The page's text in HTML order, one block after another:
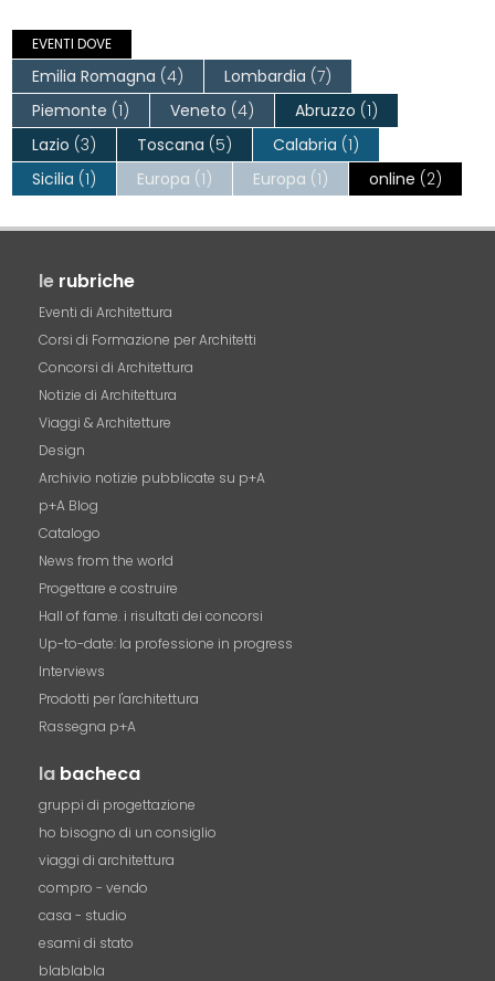
EVENTI DOVE
Emilia Romagna (4) Lombardia (7)
Piemonte (1) Veneto (4) Abruzzo (1)
Lazio (3) Toscana (5) Calabria (1)
Sicilia (1) Europa (1) Europa (1) online (2)
le rubriche
Eventi di Architettura
Corsi di Formazione per Architetti
Concorsi di Architettura
Notizie di Architettura
Viaggi & Architetture
Design
Archivio notizie pubblicate su p+A
p+A Blog
Catalogo
News from the world
Progettare e costruire
Hall of fame. i risultati dei concorsi
Up-to-date: la professione in progress
Interviews
Prodotti per l'architettura
Rassegna p+A
la bacheca
gruppi di progettazione
ho bisogno di un consiglio
viaggi di architettura
compro - vendo
casa - studio
esami di stato
blablabla